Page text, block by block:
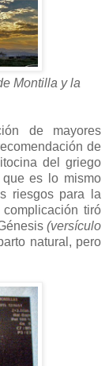
Montilla y la
de mayores
de
del griego
es lo mismo
riesgos para la
tiró
(versículo
natural, pero